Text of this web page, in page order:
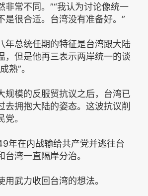
非常不同。”“我认为讨论像统一
是很合适。台湾没有准备好。”
年总统任期的特征是台湾跟大陆
，但是他再三表示两岸统一的谈
熟”。
规模的反服贸抗议之后，台湾已
去拥抱大陆的姿态。这波抗议削
。
年在内战输给共产党并逃往台
台湾一直隔岸分治。
用武力收回台湾的想法。